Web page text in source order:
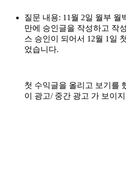
질문 내용: 11월 2일 월부 월
만에 승인글을 작성하고 작
스 승인이 되어서 12월 1일
었습니다.
첫 수익글을 올리고 보기를
이 광고/ 중간 광고 가 보이